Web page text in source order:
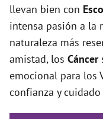
llevan bien con
intensa pasión a la
naturaleza más
amistad, los Cáncer
emocional para los
confianza y